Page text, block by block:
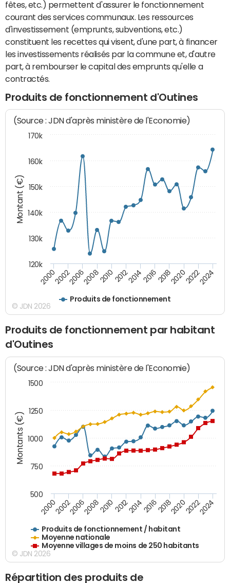
fêtes, etc.) permettent d'assurer le fonctionnement
courant des services communaux. Les ressources
d'investissement (emprunts, subventions, etc.)
constituent les recettes qui visent, d'une part, à financer
les investissements réalisés par la commune et, d'autre
part, à rembourser le capital des emprunts qu'elle a
contractés.
Produits de fonctionnement d'Outines
Montant (€)
(Source : JDN d'après ministère de l'Economie)
Produits de fonctionnement
200020022006200820102012201420162018202020222024
120k
130k
140k
150k
160k
170k
© JDN 2026
Produits de fonctionnement par habitant
d'Outines
Montants (€)
(Source : JDN d'après ministère de l'Economie)
Produits de fonctionnement / habitant
Moyenne nationale
Moyenne villages de moins de 250 habitants
200020022006200820102012201420162018202020222024
500
750
1000
1250
1500
© JDN 2026
Répartition des produits de